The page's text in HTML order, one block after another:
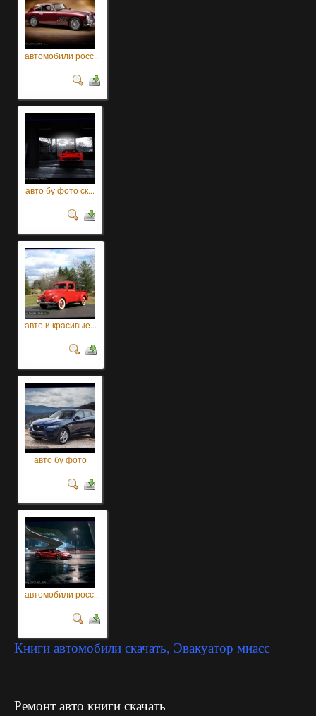
автомобили росс...
авто бу фото ск...
авто и красивые...
авто бу фото
автомобили росс...
Книги автомобили скачать, Эвакуатор миасс
Ремонт авто книги скачать